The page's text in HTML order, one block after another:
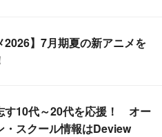
2026】7月期夏の新アニメを
す10代～20代を応援！ オー
・スクール情報はDeview